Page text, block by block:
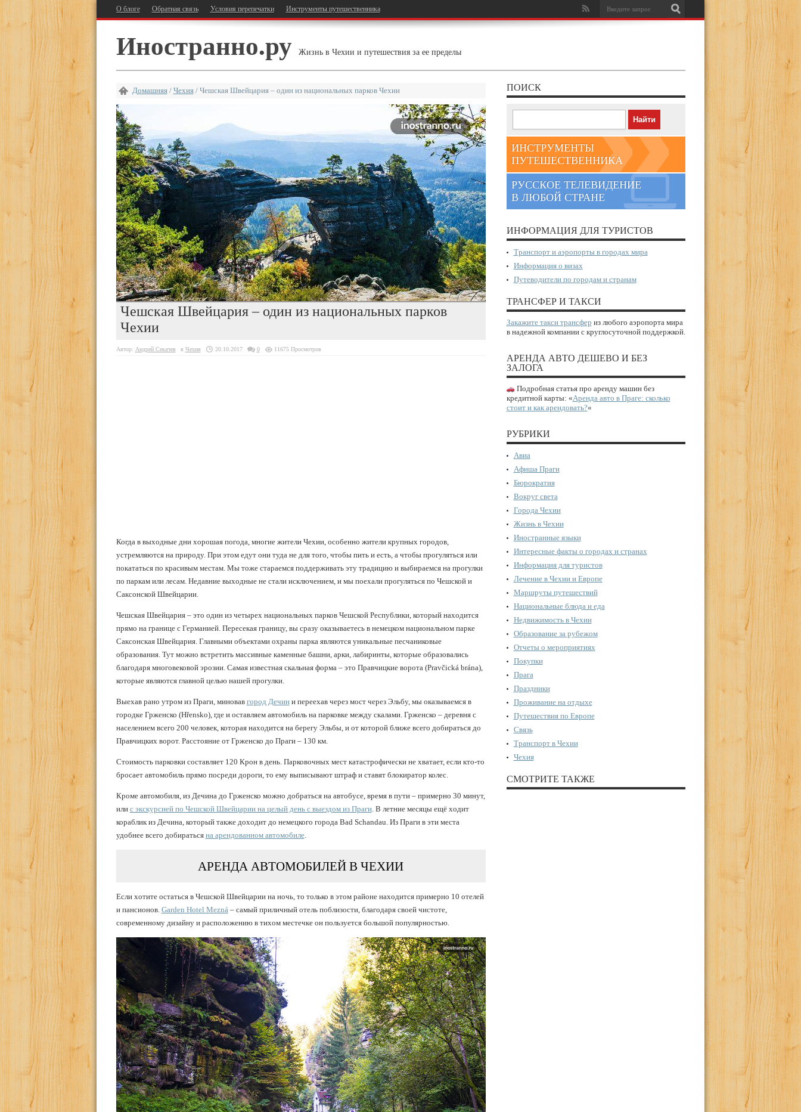
О блоге Обратная связь Условия перепечатки Инструменты путешественника
Иностранно.ру Жизнь в Чехии и путешествия за ее пределы
Домашняя/ Чехия/ Чешская Швейцария – один из национальных парков Чехии
Чешская Швейцария – один из национальных парков
Чехии
Автор: Андрей Секачев в Чехия 20.10.2017 0 11675 Просмотров
Когда в выходные дни хорошая погода, многие жители Чехии, особенно жители крупных городов,
устремляются на природу. При этом едут они туда не для того, чтобы пить и есть, а чтобы прогуляться или
покататься по красивым местам. Мы тоже стараемся поддерживать эту традицию и выбираемся на прогулки
по паркам или лесам. Недавние выходные не стали исключением, и мы поехали прогуляться по Чешской и
Саксонской Швейцарии.
Чешская Швейцария – это один из четырех национальных парков Чешской Республики, который находится
прямо на границе с Германией. Пересекая границу, вы сразу оказываетесь в немецком национальном парке
Саксонская Швейцария. Главными объектами охраны парка являются уникальные песчаниковые
образования. Тут можно встретить массивные каменные башни, арки, лабиринты, которые образовались
благодаря многовековой эрозии. Самая известная скальная форма – это Правчицкие ворота (Pravčická brána),
которые являются главной целью нашей прогулки.
Выехав рано утром из Праги, миновав город Дечини переехав через мост через Эльбу, мы оказываемся в
городке Грженско (Hřensko), где и оставляем автомобиль на парковке между скалами. Грженско – деревня с
населением всего 200 человек, которая находится на берегу Эльбы, и от которой ближе всего добираться до
Правчицких ворот. Расстояние от Грженско до Праги – 130 км.
Стоимость парковки составляет 120 Крон в день. Парковочных мест катастрофически не хватает, если кто-то
бросает автомобиль прямо посреди дороги, то ему выписывают штраф и ставят блокиратор колес.
Кроме автомобиля, из Дечина до Грженско можно добраться на автобусе, время в пути – примерно 30 минут,
или с экскурсией по Чешской Швейцарии на целый день с выездом из Праги. В летние месяцы ещё ходит
кораблик из Дечина, который также доходит до немецкого города Bad Schandau. Из Праги в эти места
удобнее всего добираться на арендованном автомобиле.
АРЕНДА АВТОМОБИЛЕЙ В ЧЕХИИ
Если хотите остаться в Чешской Швейцарии на ночь, то только в этом районе находится примерно 10 отелей
и пансионов. Garden Hotel Mezná– самый приличный отель поблизости, благодаря своей чистоте,
современному дизайну и расположению в тихом местечке он пользуется большой популярностью.
ПОИСК
ИНСТРУМЕНТЫ
ПУТЕШЕСТВЕННИКА
РУССКОЕ ТЕЛЕВИДЕНИЕ
В ЛЮБОЙ СТРАНЕ
ИНФОРМАЦИЯ ДЛЯ ТУРИСТОВ
Транспорт и аэропорты в городах мира
Информация о визах
Путеводители по городам и странам
ТРАНСФЕР И ТАКСИ
Закажите такси трансфер из любого аэропорта мира
в надежной компании с круглосуточной поддержкой.
АРЕНДА АВТО ДЕШЕВО И БЕЗ
ЗАЛОГА
Подробная статья про аренду машин без
кредитной карты: «Аренда авто в Праге: сколько
стоит и как арендовать?«
РУБРИКИ
Авиа
Афиша Праги
Бюрократия
Вокруг света
Города Чехии
Жизнь в Чехии
Иностранные языки
Интересные факты о городах и странах
Информация для туристов
Лечение в Чехии и Европе
Маршруты путешествий
Национальные блюда и еда
Недвижимость в Чехии
Образование за рубежом
Отчеты о мероприятиях
Покупки
Прага
Праздники
Проживание на отдыхе
Путешествия по Европе
Связь
Транспорт в Чехии
Чехия
СМОТРИТЕ ТАКЖЕ